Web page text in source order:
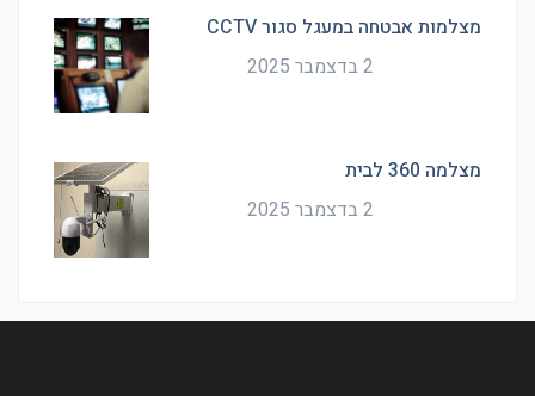
מצלמות אבטחה במעגל סגור CCTV
2 בדצמבר 2025
מצלמה 360 לבית
2 בדצמבר 2025